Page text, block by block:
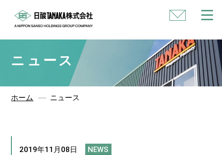
い
合
せ
ニュース
ホーム ニュース
2019年11月08日 NEWS